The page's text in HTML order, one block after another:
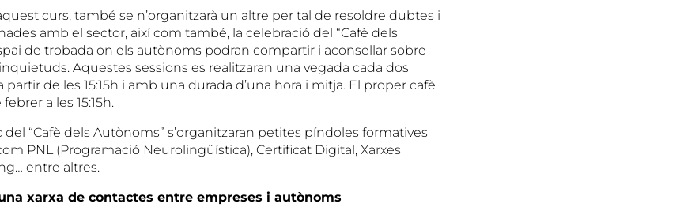
curs, també se n’organitzarà un altre per tal de resoldre dubtes i
amb el sector, així com també, la celebració del “Cafè dels
de trobada on els autònoms podran compartir i aconsellar sobre
Aquestes sessions es realitzaran una vegada cada dos
partir de les 15:15h i amb una durada d’una hora i mitja. El proper cafè
a les 15:15h.
del “Cafè dels Autònoms” s’organitzaran petites píndoles formatives
PNL (Programació Neurolingüística), Certificat Digital, Xarxes
entre altres.
xarxa de contactes entre empreses i autònoms